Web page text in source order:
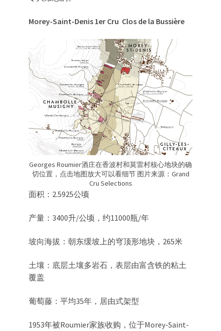
Morey-Saint-Denis 1er Cru Clos de la Bussière
Georges Roumier酒庄在香波村和莫雷村核心地块的确
切位置，点击地图放大可以看细节 图片来源：Grand
Cru Selections
面积：2.5925公顷
产量：3400升/公顷，约11000瓶/年
坡向海拔：朝东缓坡上的穹顶形地块，265米
土壤：底层土壤多岩石，表层由富含铁的粘土
覆盖
葡萄藤：平均35年，居由式架型
1953年被Roumier家族收购，位于Morey-Saint-